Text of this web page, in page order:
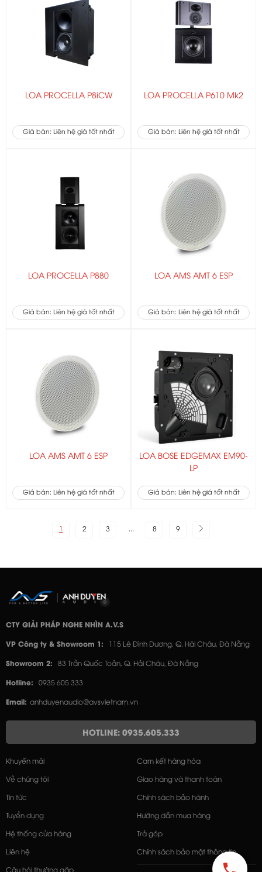
LOA PROCELLA P8iCW
Giá bán: Liên hệ giá tốt nhất
LOA PROCELLA P610 Mk2
Giá bán: Liên hệ giá tốt nhất
LOA PROCELLA P880
Giá bán: Liên hệ giá tốt nhất
LOA AMS AMT 6 ESP
Giá bán: Liên hệ giá tốt nhất
LOA AMS AMT 6 ESP
Giá bán: Liên hệ giá tốt nhất
LOA BOSE EDGEMAX EM90-
LP
Giá bán: Liên hệ giá tốt nhất
2 3 ... 8 9
CTY GIẢI PHÁP NGHE NHÌN A.V.S
VP Công ty & Showroom 1: 115 Lê Đình Dương, Q. Hải Châu, Đà Nẵng
Showroom 2: 83 Trần Quốc Toản, Q. Hải Châu, Đà Nẵng
Hotline: 0935 605 333
Email: anhduyenaudio@avsvietnam.vn
HOTLINE: 0935.605.333
Khuyến mãi
Về chúng tôi
Tin tức
Tuyển dụng
Hệ thống cửa hàng
Liên hệ
Cam kết hàng hóa
Giao hàng và thanh toán
Chính sách bảo hành
Hướng dẫn mua hàng
Trả góp
Chính sách bảo mật thông tin